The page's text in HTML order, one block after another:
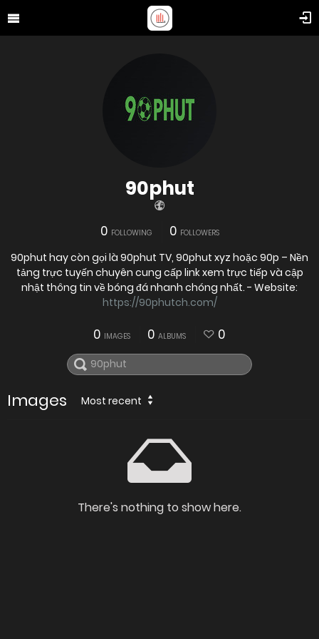
90phut
0 FOLLOWING 0 FOLLOWERS
90phut hay còn gọi là 90phut TV, 90phut xyz hoặc 90p – Nền
tảng trực tuyến chuyên cung cấp link xem trực tiếp và cập
nhật thông tin về bóng đá nhanh chóng nhất. - Website:
https://90phutch.com/
0 IMAGES 0 ALBUMS 0
Images Most recent
There's nothing to show here.